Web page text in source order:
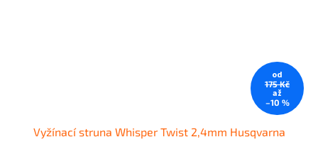
od
175 Kč
až
–10 %
Vyžínací struna Whisper Twist 2,4mm Husqvarna